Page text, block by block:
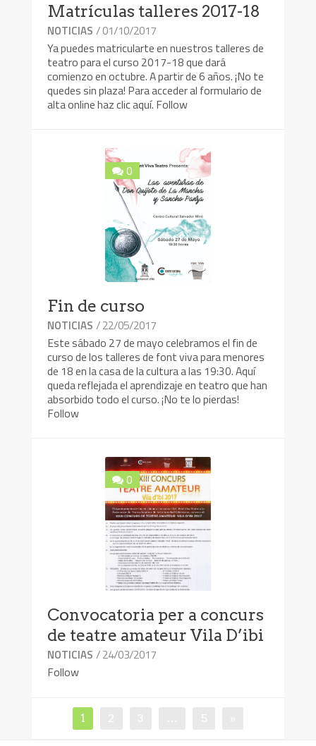
Matrículas talleres 2017-18
NOTICIAS / 01/10/2017
Ya puedes matricularte en nuestros talleres de
teatro para el curso 2017-18 que dará
comienzo en octubre. A partir de 6 años. ¡No te
quedes sin plaza! Para acceder al formulario de
alta online haz clic aquí. Follow
0
Fin de curso
NOTICIAS / 22/05/2017
Este sábado 27 de mayo celebramos el fin de
curso de los talleres de font viva para menores
de 18 en la casa de la cultura a las 19:30. Aquí
queda reflejada el aprendizaje en teatro que han
absorbido todo el curso. ¡No te lo pierdas!
Follow
0
Convocatoria per a concurs
de teatre amateur Vila D’ibi
NOTICIAS / 24/03/2017
Follow
1